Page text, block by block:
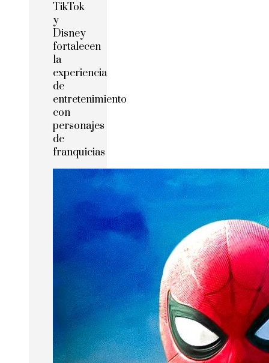
TikTok
y
Disney
fortalecen
la
experiencia
de
entretenimiento
con
personajes
de
franquicias